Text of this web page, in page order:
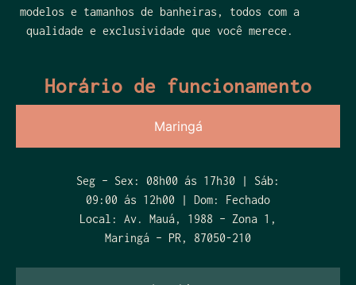
modelos e tamanhos de banheiras, todos com a
qualidade e exclusividade que você merece.
Horário de funcionamento
Maringá
Seg – Sex: 08h00 ás 17h30 | Sáb:
09:00 ás 12h00 | Dom: Fechado
Local: Av. Mauá, 1988 – Zona 1,
Maringá – PR, 87050-210